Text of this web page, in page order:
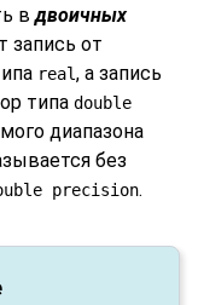
вдвоичных
запись от
real, а запись
типа double
диапазона
без
precision.